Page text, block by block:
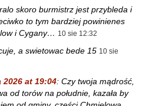
skoro burmistrz jest przybleda i
to tym bardziej powinienes
i Cygany… 10 sie 12:32
a swietowac bede 15 10 sie
at 19:04: Czy twoja mądrość,
od torów na południe, kazała by